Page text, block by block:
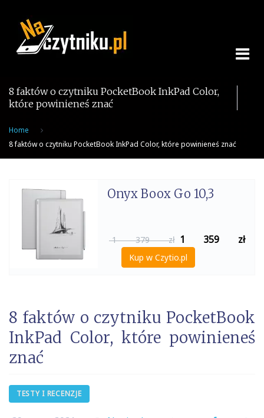
content
8 faktów o czytniku PocketBook InkPad Color,
które powinieneś znać
Home
8 faktów o czytniku PocketBook InkPad Color, które powinieneś znać
Onyx Boox Go 10,3
1 379 zł 1 359 zł
Kup w Czytio.pl
8 faktów o czytniku PocketBook
InkPad Color, które powinieneś
znać
TESTY I RECENZJE